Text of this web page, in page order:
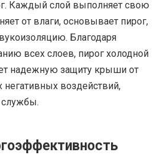
Каждый слой выполняет свою
от влаги, основывает пирог,
Благодаря
всех слоев, пирог холодной
надежную защиту крыши от
негативных воздействий,
службы.